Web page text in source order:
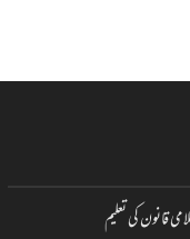
قانون کی تعلیم